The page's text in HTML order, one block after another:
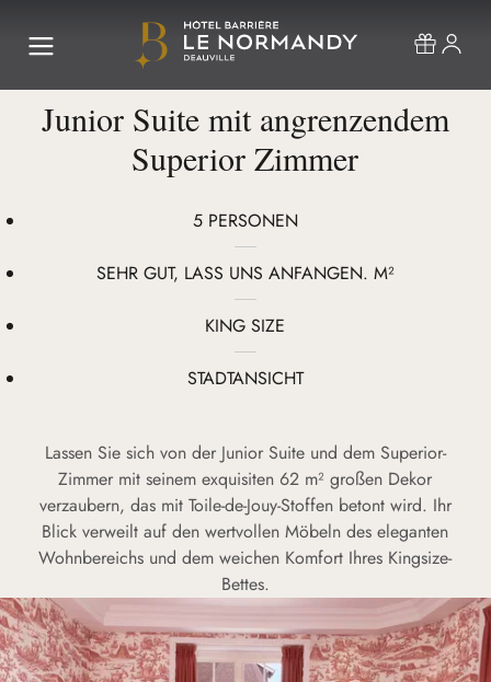
Junior Suite mit angrenzendem
Superior Zimmer
5 PERSONEN
SEHR GUT, LASS UNS ANFANGEN. M²
KING SIZE
STADTANSICHT
Lassen Sie sich von der Junior Suite und dem Superior-
Zimmer mit seinem exquisiten 62 m² großen Dekor
verzaubern, das mit Toile-de-Jouy-Stoffen betont wird. Ihr
Blick verweilt auf den wertvollen Möbeln des eleganten
Wohnbereichs und dem weichen Komfort Ihres Kingsize-
Bettes.